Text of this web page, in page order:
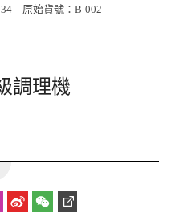
原始貨號：B-002
調理機
宗旨，就是藉由
性能最優越、最
造生活中的各種